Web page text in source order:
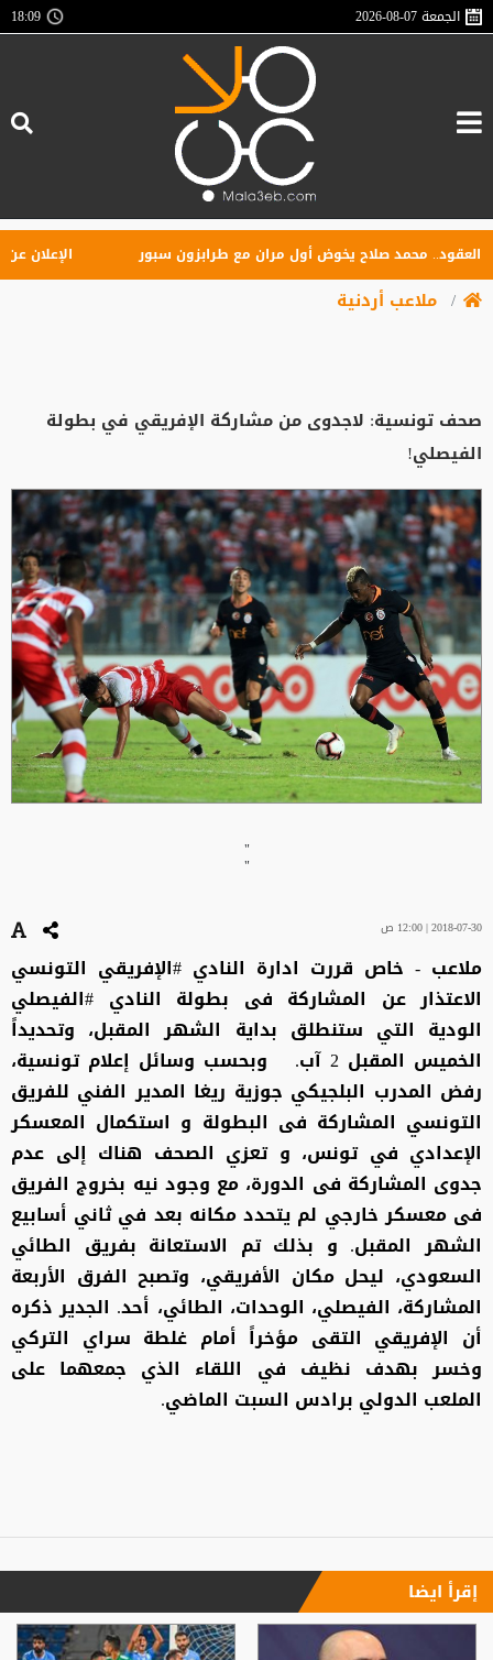
الجمعة2026-08-07
18:09
محمد صلاح يخوض أول مران مع طرابزون سبور الإعلان عن
ملاعب أردنية
صحف تونسية: لاجدوى من مشاركة الإفريقي في بطولة
الفيصلي!
"
"
2018-07-30 | 12:00 ص
ملاعب - خاص قررت ادارة النادي #الإفريقي التونسي
الاعتذار عن المشاركة فى بطولة النادي #الفيصلي
الودية التي ستنطلق بداية الشهر المقبل، وتحديداً
الخميس المقبل 2 آب. وبحسب وسائل إعلام تونسية،
رفض المدرب البلجيكي جوزية ريغا المدير الفني للفريق
التونسي المشاركة فى البطولة و استكمال المعسكر
الإعدادي في تونس، و تعزي الصحف هناك إلى عدم
جدوى المشاركة فى الدورة، مع وجود نيه بخروج الفريق
فى معسكر خارجي لم يتحدد مكانه بعد في ثاني أسابيع
الشهر المقبل. و بذلك تم الاستعانة بفريق الطائي
السعودي، ليحل مكان الأفريقي، وتصبح الفرق الأربعة
المشاركة، الفيصلي، الوحدات، الطائي، أحد. الجدير ذكره
أن الإفريقي التقى مؤخراً أمام غلطة سراي التركي
وخسر بهدف نظيف في اللقاء الذي جمعهما على
الملعب الدولي برادس السبت الماضي.
إقرأ ايضا